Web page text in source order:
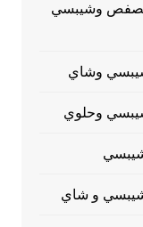
وشيبسي
وشاي
وحلوي
شيبسي و شاي